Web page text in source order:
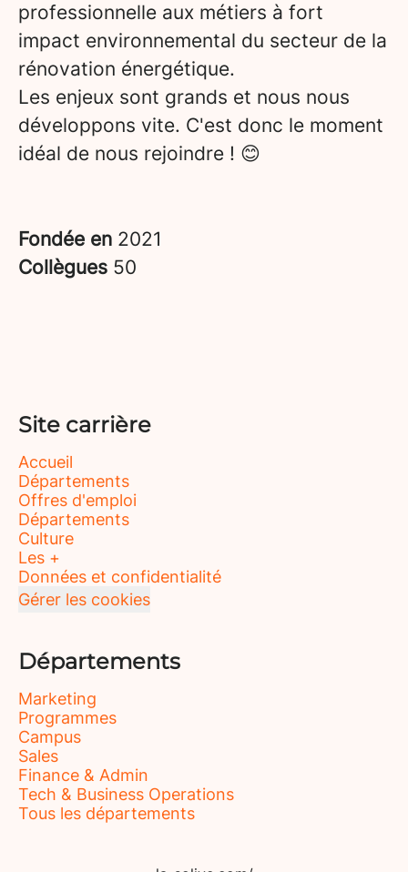
professionnelle aux métiers à fort
impact environnemental du secteur de la
rénovation énergétique.
Les enjeux sont grands et nous nous
développons vite. C'est donc le moment
idéal de nous rejoindre ! 😊
Fondée en 2021
Collègues 50
Site carrière
Accueil
Départements
Offres d'emploi
Départements
Culture
Les +
Données et confidentialité
Gérer les cookies
Départements
Marketing
Programmes
Campus
Sales
Finance & Admin
Tech & Business Operations
Tous les départements